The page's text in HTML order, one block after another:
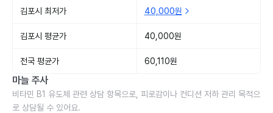
김포시 최저가 40,000원
김포시 평균가 40,000원
전국 평균가 60,110원
마늘 주사
비타민 B1 유도체 관련 상담 항목으로, 피로감이나 컨디션 저하 관리 목적으
로 상담될 수 있어요.